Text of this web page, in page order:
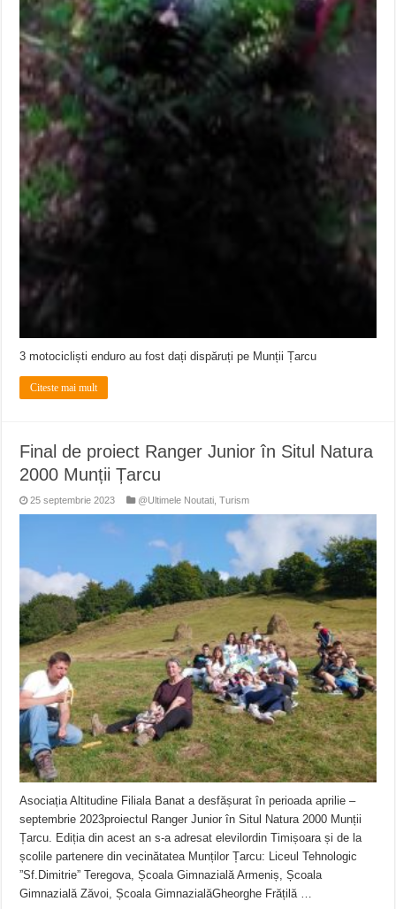
3 motocicliști enduro au fost dați dispăruți pe Munții Țarcu
Citeste mai mult
Final de proiect Ranger Junior în Situl Natura
2000 Munții Țarcu
25 septembrie 2023 @Ultimele Noutati ,Turism
Asociația Altitudine Filiala Banat a desfășurat în perioada aprilie –
septembrie 2023proiectul Ranger Junior în Situl Natura 2000 Munții
Țarcu. Ediția din acest an s-a adresat elevilordin Timișoara și de la
școlile partenere din vecinătatea Munților Țarcu: Liceul Tehnologic
”Sf.Dimitrie” Teregova, Școala Gimnazială Armeniș, Școala
Gimnazială Zăvoi, Școala GimnazialăGheorghe Frățilă …